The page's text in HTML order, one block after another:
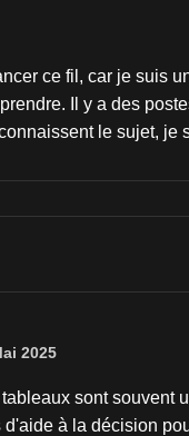
ce fil, car je suis
Il y a des
le sujet, je
2025
sont souvent
à la décision